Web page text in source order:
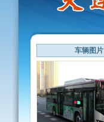
车辆图片